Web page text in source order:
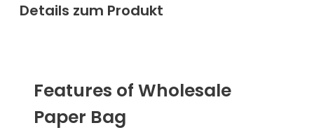
Details zum Produkt
Features of Wholesale
Paper Bag